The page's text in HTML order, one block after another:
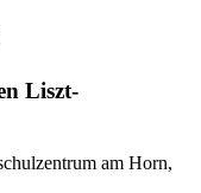
Liszt-
am Horn,